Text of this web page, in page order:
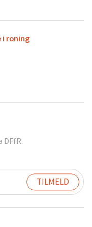
i roning
DFfR.